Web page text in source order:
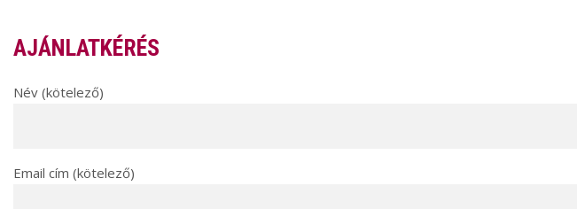
AJÁNLATKÉRÉS
Név (kötelező)
Email cím (kötelező)